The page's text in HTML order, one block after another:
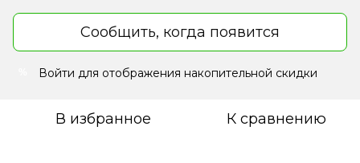
Сообщить, когда появится
Войти для отображения накопительной скидки
В избранное К сравнению